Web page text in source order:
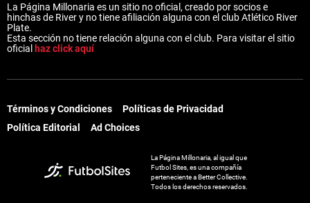
La Página Millonaria es un sitio no oficial, creado por socios e
hinchas de River y no tiene afiliación alguna con el club Atlético River
Plate.
Esta sección no tiene relación alguna con el club. Para visitar el sitio
oficial haz click aquí
Términos y Condiciones
Políticas de Privacidad
Política Editorial
Ad Choices
La Página Millonaria, al igual que
Futbol Sites, es una compañía
perteneciente a Better Collective.
Todos los derechos reservados.